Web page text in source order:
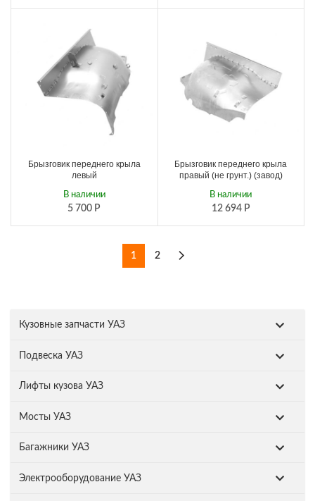
Кузовные запчасти УАЗ
Подвеска УАЗ
Лифты кузова УАЗ
Мосты УАЗ
Багажники УАЗ
Электрооборудование УАЗ
Брызговик переднего крыла
левый
5 700 Р
В наличии
Брызговик переднего крыла
правый (не грунт.) (завод)
12 694 Р
В наличии
1 2